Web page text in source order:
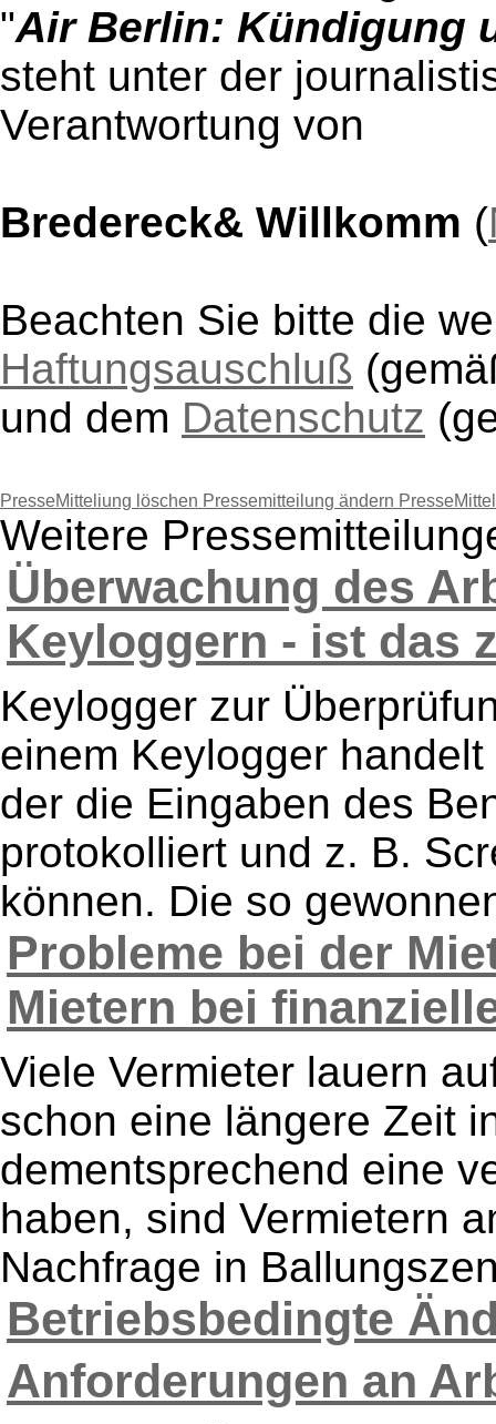
"Air Berlin: Kündigung
steht unter der
Verantwortung von
Bredereck& Willkomm (
Beachten Sie bitte die
Haftungsauschluß
und dem Datenschutz
PresseMitteliung löschen Pressemitteilung ändern
Weitere
Überwachung des
Keyloggern - ist das
Keylogger zur
einem Keylogger
der die Eingaben des
protokolliert und z. B.
können. Die so
Probleme bei der
Mietern bei
Viele Vermieter lauern
schon eine längere Zeit
dementsprechend eine
haben, sind Vermietern
Nachfrage in
Betriebsbedingte
Anforderungen an